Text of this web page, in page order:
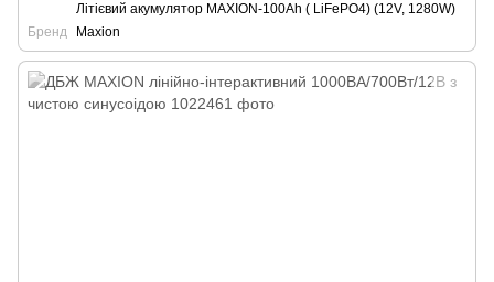
Літієвий акумулятор MAXION-100Ah ( LiFePO4) (12V, 1280W)
Бренд
Maxion